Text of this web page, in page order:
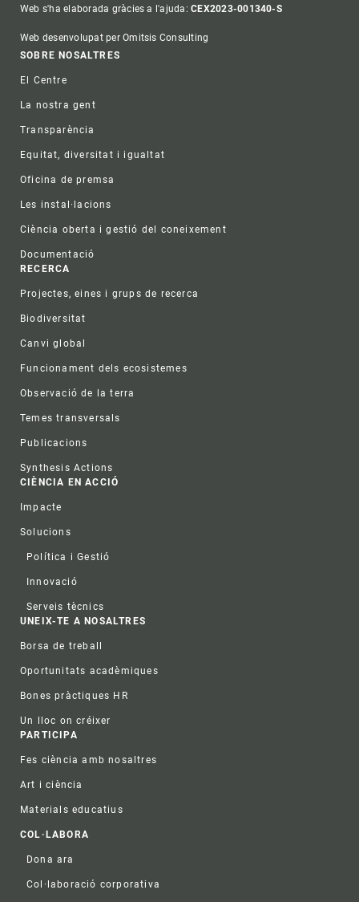
Web s'ha elaborada gràcies a l'ajuda:CEX2023-001340-S
Web desenvolupat per Omitsis Consulting
Footer
SOBRE NOSALTRES
El Centre
La nostra gent
Transparència
Equitat, diversitat i igualtat
Oficina de premsa
Les instal·lacions
Ciència oberta i gestió del coneixement
Documentació
RECERCA
Projectes, eines i grups de recerca
Biodiversitat
Canvi global
Funcionament dels ecosistemes
Observació de la terra
Temes transversals
Publicacions
Synthesis Actions
CIÈNCIA EN ACCIÓ
Impacte
Solucions
Política i Gestió
Innovació
Serveis tècnics
UNEIX-TE A NOSALTRES
Borsa de treball
Oportunitats acadèmiques
Bones pràctiques HR
Un lloc on créixer
PARTICIPA
Fes ciència amb nosaltres
Art i ciència
Materials educatius
COL·LABORA
Dona ara
Col·laboració corporativa